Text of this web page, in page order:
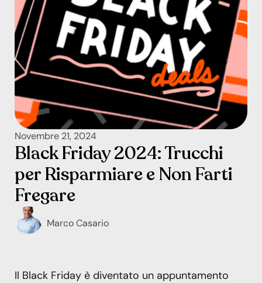
Novembre 21, 2024
Black Friday 2024: Trucchi
per Risparmiare e Non Farti
Fregare
Marco Casario
Il Black Friday è diventato un appuntamento